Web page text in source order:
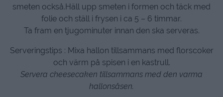
smeten också.Häll upp smeten i formen och täck med
folie och ställ i frysen i ca 5 – 6 timmar.
Ta fram en tjugominuter innan den ska serveras.
Serveringstips : Mixa hallon tillsammans med florscoker
och värm på spisen i en kastrull.
Servera cheesecaken tillsammans med den varma
hallonsåsen.